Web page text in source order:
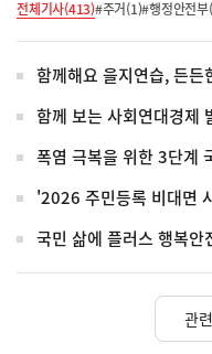
전체기사(413)#주거(1)#행정안전
함께해요 을지연습, 든든
함께 보는 사회연대경제
폭염 극복을 위한 3단계
'2026 주민등록 비대면
국민 삶에 플러스 행복안
관